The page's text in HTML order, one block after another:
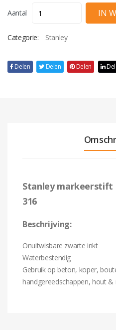
Aantal
Categorie: Stanley
Delen Delen Delen
Stanley markeerstift
316
Beschrijving:
Onuitwisbare zwarte inkt
Waterbestendig
Gebruik op beton, koper,
handgereedschappen, hout &